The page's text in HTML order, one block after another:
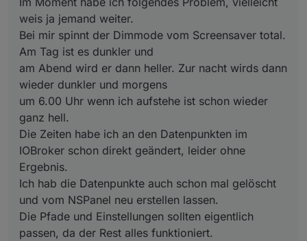
vom NSPanel neu erstellen lassen.
Die Pfade und Einstellungen sollten eigentlich passen,
da der Rest alles funktioniert.
Hat eventuell jemand das gleiche Problem und weis
wo ich da noch schauen könnte.
Systemzeit stimmt.
Vielen Dank schon mal vorraus
Olli
weis ja jemand weiter.
Bei mir spinnt der Dimmode vom Screensaver total.
Am Tag ist es dunkler und
am Abend wird er dann heller. Zur nacht wirds dann
wieder dunkler und morgens
um 6.00 Uhr wenn ich aufstehe ist schon wieder
ganz hell.
Die Zeiten habe ich an den Datenpunkten im
IOBroker schon direkt geändert, leider ohne
Ergebnis.
Ich hab die Datenpunkte auch schon mal gelöscht
und vom NSPanel neu erstellen lassen.
Die Pfade und Einstellungen sollten eigentlich
passen, da der Rest alles funktioniert.